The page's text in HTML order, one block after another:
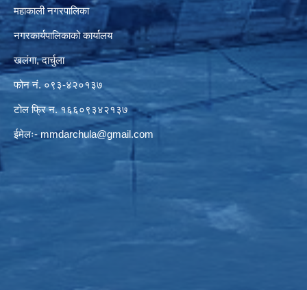
महाकाली नगरपालिका
नगरकार्यपालिकाको कार्यालय
खलंगा, दार्चुला
फोन नं. ०९३-४२०१३७
टोल फ्रि न. १६६०९३४२१३७
ईमेलः-mmdarchula@gmail.com